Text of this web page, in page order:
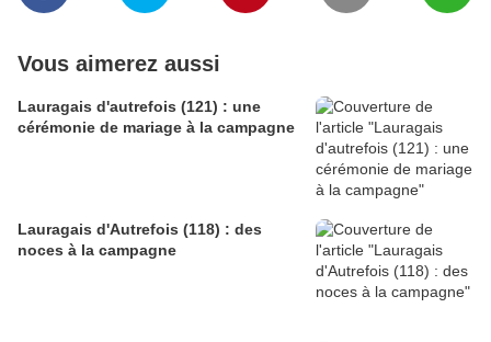
Vous aimerez aussi
Lauragais d'autrefois (121) : une
cérémonie de mariage à la campagne
Lauragais d'Autrefois (118) : des
noces à la campagne